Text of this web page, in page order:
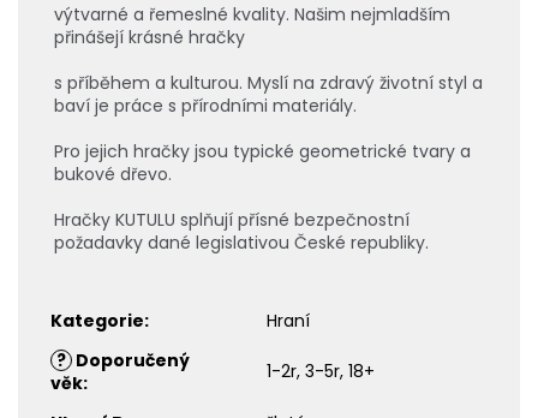
výtvarné a řemeslné kvality. Našim nejmladším
přinášejí krásné hračky
s příběhem a kulturou. Myslí na zdravý životní styl a
baví je práce s přírodními materiály.
Pro jejich hračky jsou typické geometrické tvary a
bukové dřevo.
Hračky KUTULU splňují přísné bezpečnostní
požadavky dané legislativou České republiky.
Kategorie:
Hraní
? Doporučený
věk: 1-2r, 3-5r, 18+